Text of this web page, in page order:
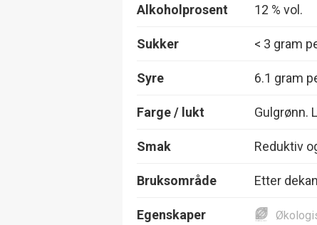
Alkoholprosent 12 % vol.
Sukker < 3 gram
Syre 6.1 gram
Farge / lukt Gulgrønn.
Smak Reduktiv
Bruksområde Etter
Egenskaper